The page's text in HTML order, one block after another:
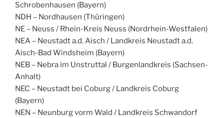
Schrobenhausen (Bayern)
NDH – Nordhausen (Thüringen)
NE – Neuss / Rhein-Kreis Neuss (Nordrhein-Westfalen)
NEA – Neustadt a.d. Aisch / Landkreis Neustadt a.d.
Aisch-Bad Windsheim (Bayern)
NEB – Nebra im Unstruttal / Burgenlandkreis (Sachsen-
Anhalt)
NEC – Neustadt bei Coburg / Landkreis Coburg
(Bayern)
NEN – Neunburg vorm Wald / Landkreis Schwandorf